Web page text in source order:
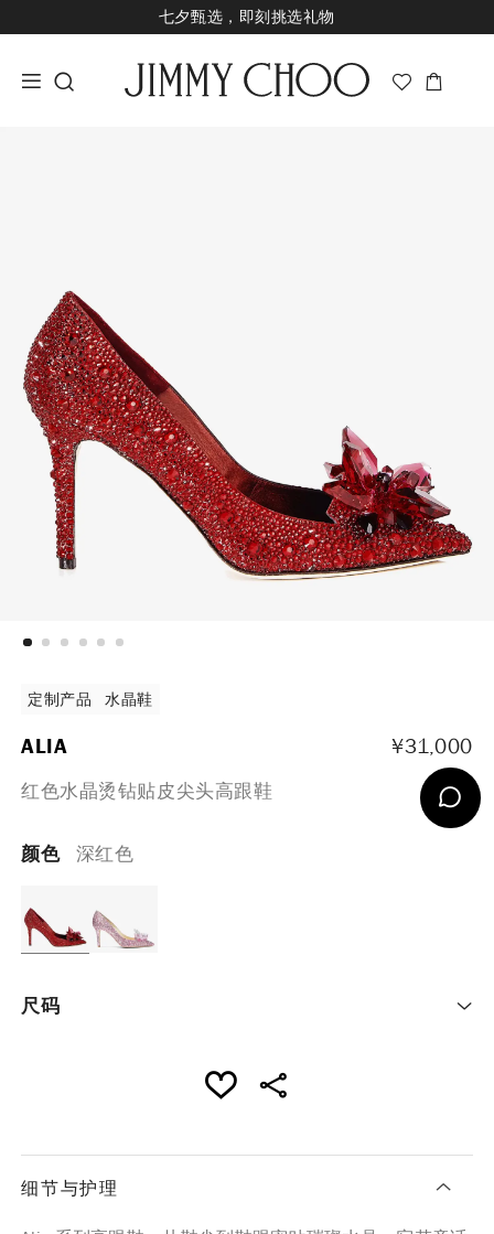
七夕甄选，即刻挑选礼物
经典婚嫁系列，尊享专属婚嫁礼赠
定制产品 水晶鞋
ALIA ¥31,000
红色水晶烫钻贴皮尖头高跟鞋
颜色 深红色
尺码
细节与护理